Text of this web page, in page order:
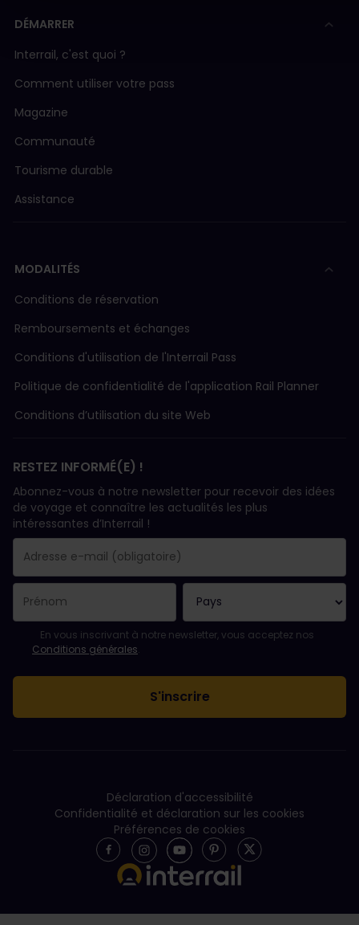
DÉMARRER
Interrail, c'est quoi ?
Comment utiliser votre pass
Magazine
Communauté
Tourisme durable
Assistance
MODALITÉS
Conditions de réservation
Remboursements et échanges
Conditions d'utilisation de l'Interrail Pass
Politique de confidentialité de l'application Rail Planner
Conditions d’utilisation du site Web
RESTEZ INFORMÉ(E) !
Abonnez-vous à notre newsletter pour recevoir des idées
de voyage et connaître les actualités les plus
intéressantes d’Interrail !
Le champ adresse e-mail est obligatoire.
L'adresse e-mail n'est pas valide !
L'inscription à la newsletter a échoué. Veuillez réessayer
Vous êtes déjà abonné(e) à cette newsletter.
Veuillez accepter les conditions générales pour vous inscrire à
En vous inscrivant à notre newsletter, vous acceptez nos
Conditions générales.
Déclaration d'accessibilité
Confidentialité et déclaration sur les cookies
Préférences de cookies